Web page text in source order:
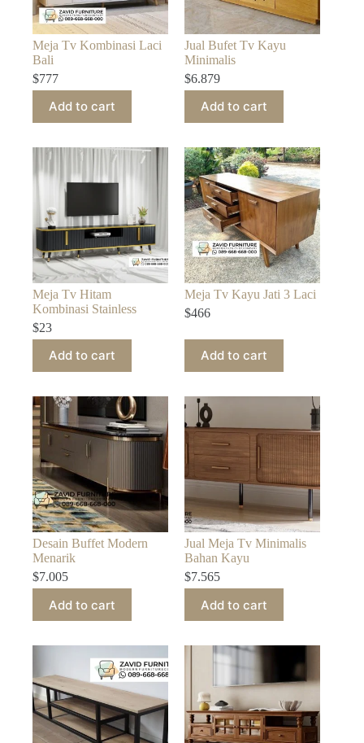
Meja Tv Kombinasi Laci
Bali
$777
Add to cart
Jual Bufet Tv Kayu
Minimalis
$6.879
Add to cart
Meja Tv Hitam
Kombinasi Stainless
$23
Add to cart
Meja Tv Kayu Jati 3 Laci
$466
Add to cart
Desain Buffet Modern
Menarik
$7.005
Add to cart
Jual Meja Tv Minimalis
Bahan Kayu
$7.565
Add to cart